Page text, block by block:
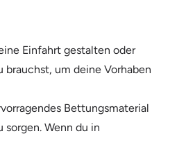
Einfahrt gestalten oder
um deine Vorhaben
Bettungsmaterial
Wenn du in